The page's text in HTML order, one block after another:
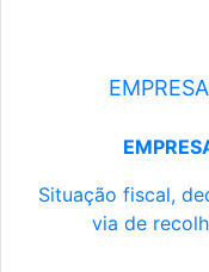
Situação fiscal,
via de